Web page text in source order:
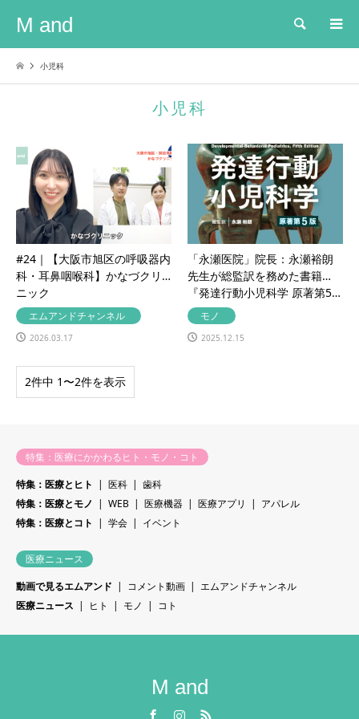
M and 検索
小児科
小児科
#24｜【大阪市旭区の呼吸器内
科・耳鼻咽喉科】かなづクリ
ニック
エムアンドチャンネル
2026.03.17
「永瀬医院」院長：永瀬裕朗
先生が総監訳を務めた書籍
『発達行動小児科学 原著第5…
モノ
2025.12.15
2件中 1〜2件を表示
特集：医療にかかわるヒト・モノ・コト
特集：医療とヒト
医科
歯科
特集：医療とモノ
WEB 医療機器 医療アプリ
アパレル
特集：医療とコト
学会 イベント
医療ニュース
動画で見るエムアンド
コメント動画
エムアンドチャンネル
医療ニュース
ヒト モノ コト
M and